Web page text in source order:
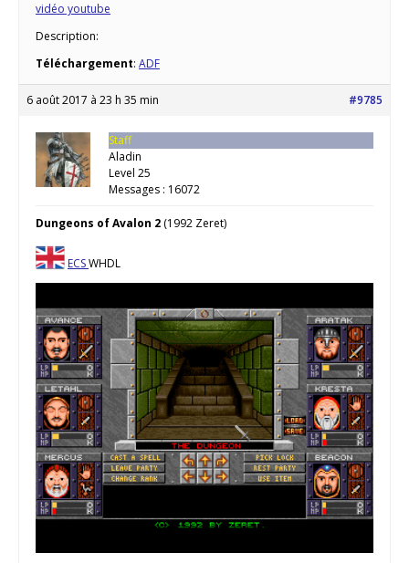
vidéo youtube
Description:
Téléchargement: ADF
6 août 2017 à 23 h 35 min #9785
Staff
Aladin
Level 25
Messages : 16072
Dungeons of Avalon 2 (1992 Zeret)
ECSWHDL